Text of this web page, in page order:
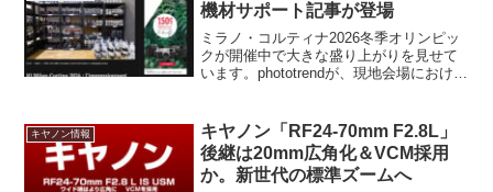
機材サポート記事が登場
ミラノ・コルティナ2026冬季オリンピッ
クが開催中で大きな盛り上がりを見せて
います。phototrendが、現地会場における
けるキヤノンのサポート体制を一緒に見
てみましょう。
キヤノン情報
キヤノン「RF24-70mm F2.8L」
後継は20mm広角化＆VCM採用
か。新世代の標準ズームへ